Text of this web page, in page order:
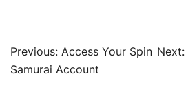
Post
navigation
Previous: Access Your Spin
Samurai Account
Next: